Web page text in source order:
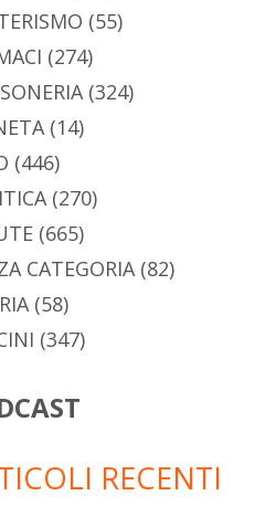
(55)
(274)
(324)
(14)
(446)
(270)
(665)
CATEGORIA(82)
(58)
(347)
RECENTI